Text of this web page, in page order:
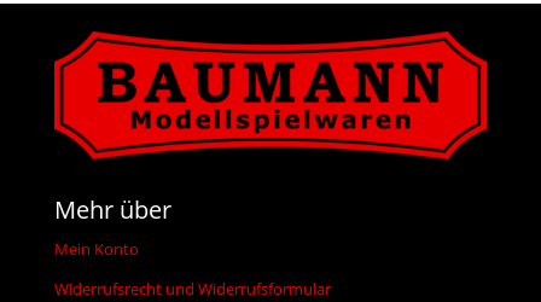
Mehr über
Mein Konto
Widerrufsrecht und Widerrufsformular